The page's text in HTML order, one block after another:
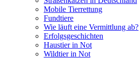
Mobile Tierrettung
Fundtiere
Wie läuft eine Vermittlung ab?
Erfolgsgeschichten
Haustier in Not
Wildtier in Not